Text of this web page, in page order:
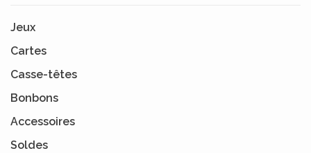
Jeux
Cartes
Casse-têtes
Bonbons
Accessoires
Soldes